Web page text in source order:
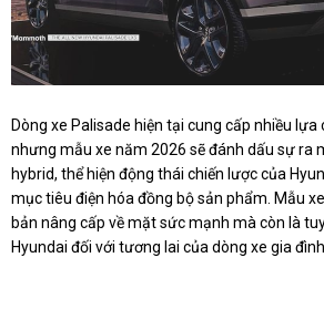
Dòng xe Palisade hiện tại cung cấp nhiều lựa
nhưng mẫu xe năm 2026 sẽ đánh dấu sự ra
hybrid, thể hiện động thái chiến lược của
mục tiêu điện hóa đồng bộ sản phẩm. Mẫu
bản nâng cấp về mặt sức mạnh mà còn là
Hyundai đối với tương lai của dòng xe gia đình.